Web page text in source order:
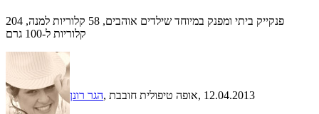
פנקייק ביתי ומפנק במיוחד שילדים אוהבים, 58 קלוריות למנה, 204
קלוריות ל-100 גרם
הגר רונן , אופה טיפולית חובבת, 12.04.2013